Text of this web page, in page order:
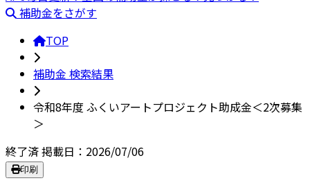
補助金をさがす
TOP
補助金 検索結果
令和8年度 ふくいアートプロジェクト助成金＜2次募集
＞
終了済掲載日：2026/07/06
印刷